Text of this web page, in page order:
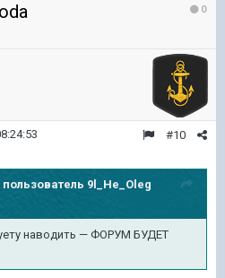
0
#10
пользователь 9l_He_Oleg
наводить — ФОРУМ БУДЕТ